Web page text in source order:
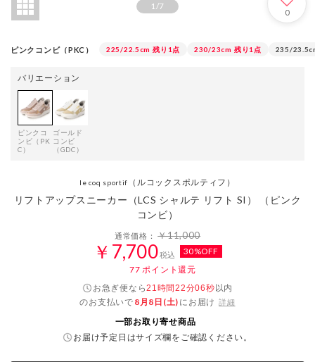
1/7
0
ピンクコンビ（PKC） 225/22.5cm 残り1点 230/23cm 残り1点 235/
バリエーション
ピンクコ
ンビ（PK
C）
ゴールド
コンビ
（GDC）
le coq sportif （ルコックスポルティフ）
リフトアップスニーカー（LCS シャルテ リフト SI） （ピンク
コンビ）
通常価格：￥11,000
￥7,700税込
30%OFF
77 ポイント還元
お急ぎ便なら21時間22分06秒以内
のお支払いで 8月8日(土) にお届け 詳細
一部お取り寄せ商品
お届け予定日はサイズ欄をご確認ください。